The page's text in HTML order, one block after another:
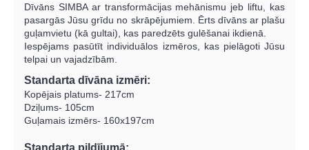
Dīvāns SIMBA ar transformācijas mehānismu jeb liftu, kas
pasargās Jūsu grīdu no skrāpējumiem. Ērts dīvāns ar plašu
guļamvietu (kā gultai), kas paredzēts gulēšanai ikdienā.
Iespējams pasūtīt individuālos izmēros, kas pielāgoti Jūsu
telpai un vajadzībām.
Standarta dīvāna izmēri:
Kopējais platums- 217cm
Dziļums- 105cm
Guļamais izmērs- 160x197cm
Standarta pildījumā: